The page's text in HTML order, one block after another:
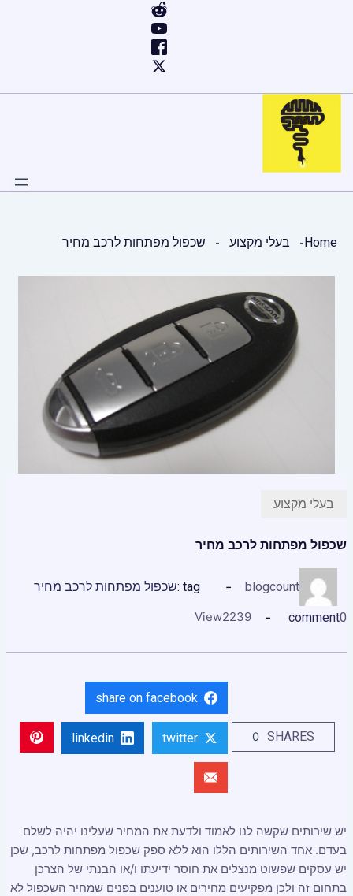
Home בעלי מקצוע שכפול מפתחות לרכב מחיר
בעלי מקצוע
שכפול מפתחות לרכב מחיר
blogcount
tag : שכפול מפתחות לרכב מחיר
0
comment
2239
View
0 SHARES
share on facebook
twitter
linkedin
יש שירותים שקשה לנו לאמוד ולדעת את המחיר שעלינו יהיה לשלם
בעדם. אחד השירותים הללו הוא ללא ספק שכפול מפתחות לרכב, שכן
יש עסקים שפשוט מנצלים את חוסר ידיעתו ו/או הבנתי של הצרכן
בתחום זה ולכן מפקיעים מחירים או טוענים בפנים שמחיר השכפול לא